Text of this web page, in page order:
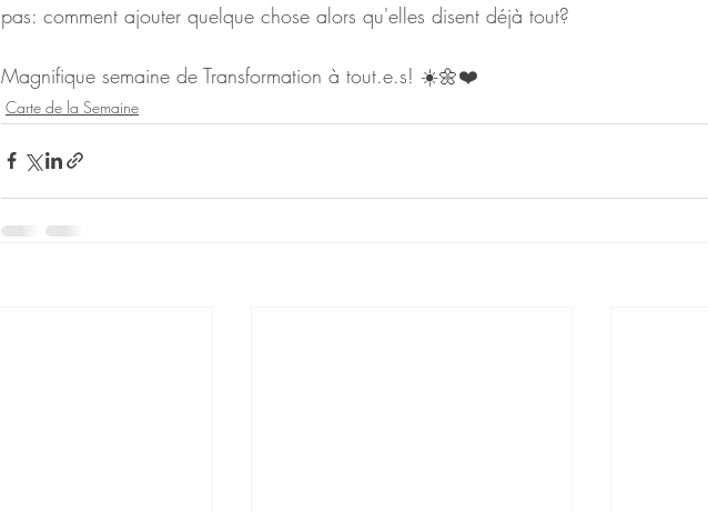
pas: comment ajouter quelque chose alors qu'elles disent déjà tout?
Magnifique semaine de Transformation à tout.e.s! ☀️🌼❤️
Carte de la Semaine